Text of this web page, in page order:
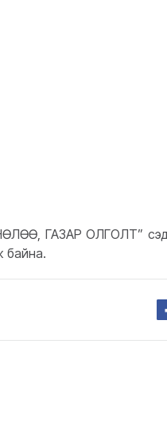
ГАЗАР ОЛГОЛТ”
байна.